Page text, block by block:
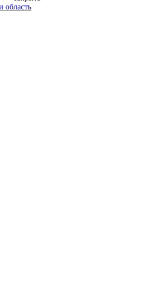
область